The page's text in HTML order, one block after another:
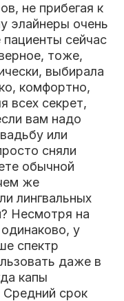
не прибегая к
элайнеры очень
сейчас
тоже,
выбирала
комфортно,
всех секрет,
вам надо
или
сняли
обычной
же
лингвальных
Несмотря на
у
спектр
даже в
капы
срок